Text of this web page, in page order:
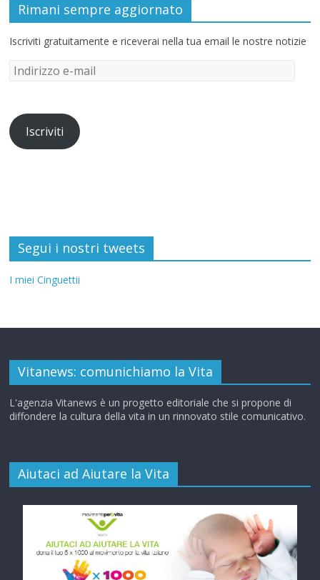
Rimani sempre aggiornato
Iscriviti gratuitamente e riceverai nella tua email le nostre notizie
Iscriviti
Segui i nostri tweets
I miei Cinguettii
Vitanews: comunichiamo la Vita
L'agenzia Vitanews è un progetto editoriale che si propone di
diffondere la cultura della vita in un rinnovato stile comunicativo.
Aiutaci ad Aiutare la Vita